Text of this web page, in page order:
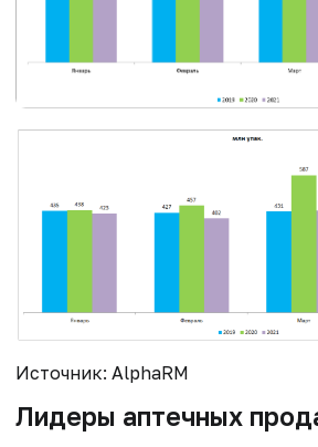
Источник: AlphaRM
Лидеры аптечных